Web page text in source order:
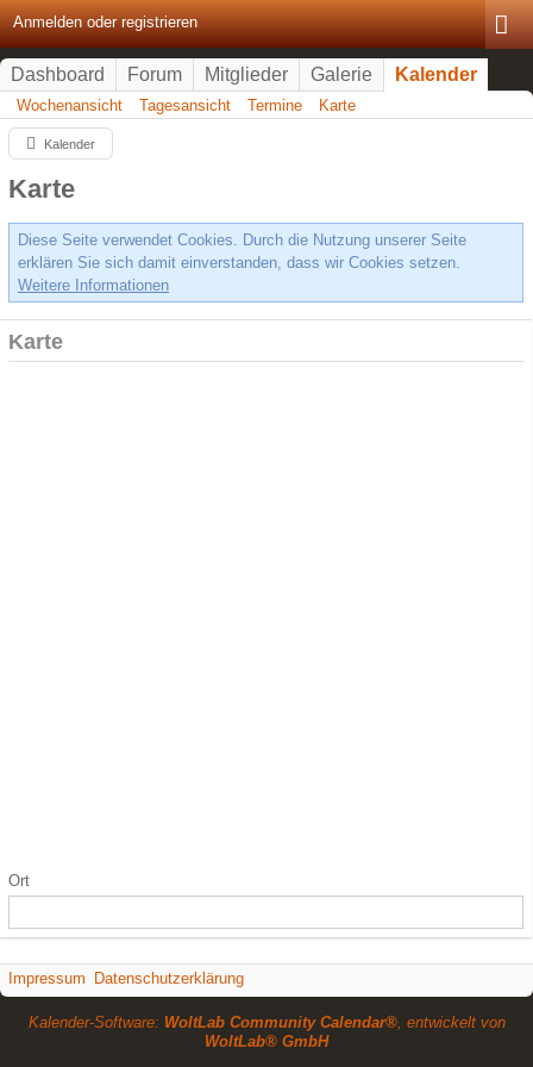
Anmelden oder registrieren
Dashboard Forum Mitglieder Galerie Kalender
Wochenansicht Tagesansicht Termine Karte
Kalender
Karte
Diese Seite verwendet Cookies. Durch die Nutzung unserer Seite
erklären Sie sich damit einverstanden, dass wir Cookies setzen.
Weitere Informationen
Karte
Ort
Impressum Datenschutzerklärung
Kalender-Software: WoltLab Community Calendar®, entwickelt von
WoltLab® GmbH